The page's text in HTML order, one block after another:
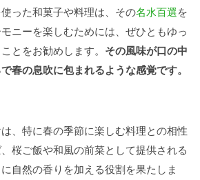
った和菓子や料理は、その名水百選を
ニーを楽しむためには、ぜひともゆっ
とをお勧めします。 その風味が口の中
春の息吹に包まれるような感覚です。
、特に春の季節に楽しむ料理との相性
桜ご飯や和風の前菜として提供される
自然の香りを加える役割を果たしま